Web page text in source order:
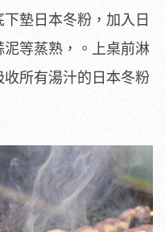
墊日本冬粉，加入日
等蒸熟，。上桌前淋
收所有湯汁的日本冬粉